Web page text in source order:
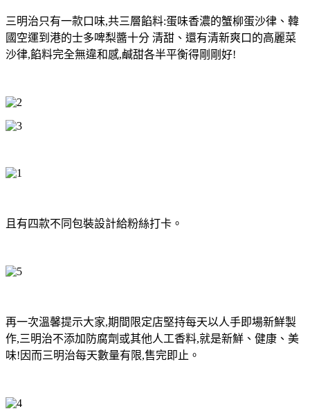
三明治只有一款口味,共三層餡料:蛋味香濃的蟹柳蛋沙律、韓
國空運到港的士多啤梨醬十分 清甜、還有清新爽口的高麗菜
沙律,餡料完全無違和感,鹹甜各半平衡得剛剛好!
且有四款不同包裝設計給粉絲打卡。
再一次溫馨提示大家,期間限定店堅持每天以人手即場新鮮製
作,三明治不添加防腐劑或其他人工香料,就是新鮮、健康、美
味! 因而三明治每天數量有限,售完即止。